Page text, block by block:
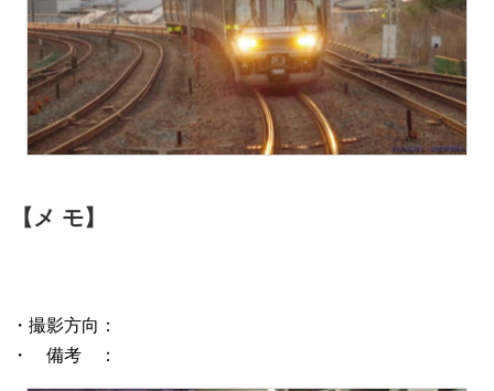
【メ モ】
・撮影方向：
・ 備考 ：